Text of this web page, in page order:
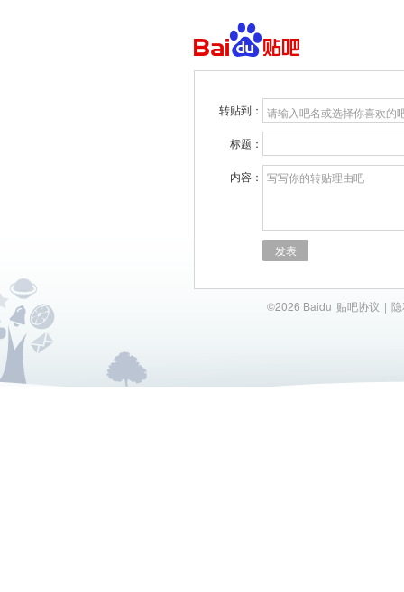
转贴到： 请输入吧名或选择你喜欢的
标题：
内容： 写写你的转贴理由吧
发表
©2026 Baidu 贴吧协议 |